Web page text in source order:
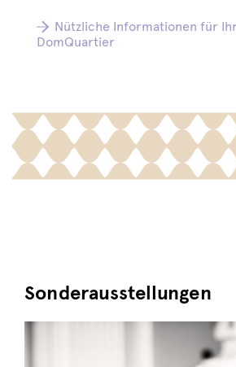
Nützliche Informationen für
DomQuartier
Sonderausstellungen